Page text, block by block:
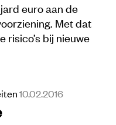
euro aan de
Met dat
risico’s bij nieuwe
10.02.2016